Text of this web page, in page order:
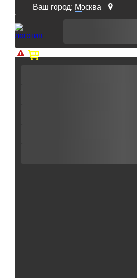
Ваш город: Москва
Доп. скидка от цен на сайте